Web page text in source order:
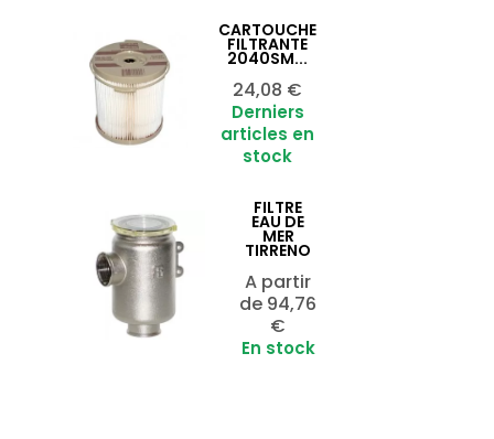
Ajouter au panierCARTOUCHE
FILTRANTE
2040SM...
Prix
24,08 €
Derniers
articles en
stock
Ajouter au panierFILTRE
EAU DE
MER
TIRRENO
A partir
de Prix
94,76
€
En stock